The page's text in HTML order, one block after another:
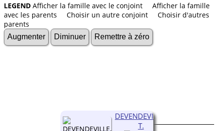
LEGEND Afficher la famille avec le conjoint
Afficher la famille
avec les parents
Choisir un autre conjoint
Choisir d'autres
parents
Augmenter Diminuer Remettre à zéro
DEVENDEVILLE,
T.